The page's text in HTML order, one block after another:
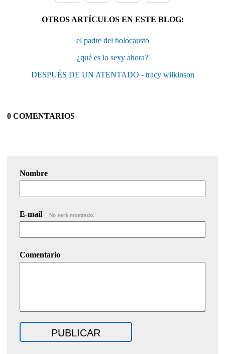
OTROS ARTÍCULOS EN ESTE BLOG:
el padre del holocausto
¿qué es lo sexy ahora?
DESPUÉS DE UN ATENTADO - tracy wilkinson
0 COMENTARIOS
Nombre
E-mail No será mostrado.
Comentario